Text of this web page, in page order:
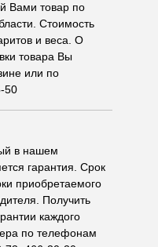
Вами товар по
Стоимость
и веса. О
товара Вы
или по
50
в нашем
гарантия. Срок
приобретаемого
Получить
каждого
по телефонам